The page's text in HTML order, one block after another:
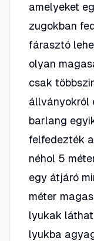
amelyeket
zugokban
fárasztó
olyan
csak
állványokról
barlang
felfedezték
néhol 5
egy átjáró
méter
lyukak
lyukba